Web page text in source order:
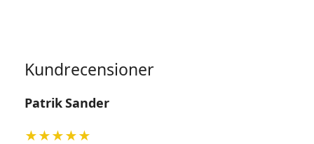
Kundrecensioner
Patrik Sander
★★★★★